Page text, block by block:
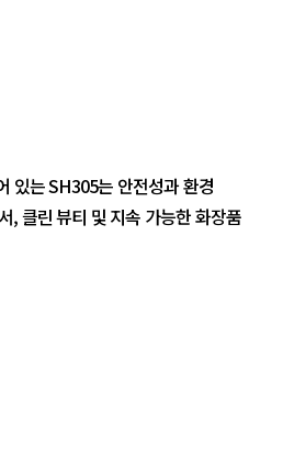
있는 SH305는 안전성과 환경
, 클린 뷰티 및 지속 가능한 화장품